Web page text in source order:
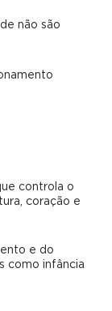
não são
controla o
coração e
e do
como infância